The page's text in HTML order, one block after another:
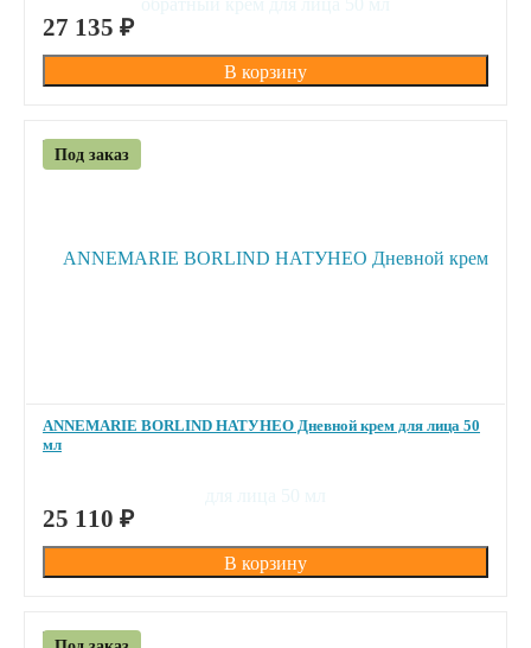
27 135 ₽
Под заказ
ANNEMARIE BORLIND НАТУНЕО Дневной крем для лица 50
мл
25 110 ₽